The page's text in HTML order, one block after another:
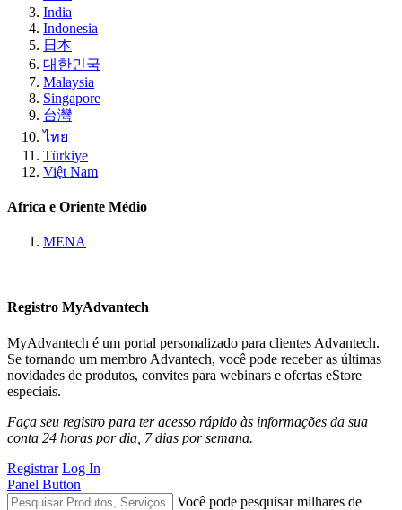
India
Indonesia
日本
대한민국
Malaysia
Singapore
台灣
ไทย
Türkiye
Việt Nam
Africa e Oriente Médio
MENA
Registro MyAdvantech
MyAdvantech é um portal personalizado para clientes Advantech.
Se tornando um membro Advantech, você pode receber as últimas
novidades de produtos, convites para webinars e ofertas eStore
especiais.
Faça seu registro para ter acesso rápido às informações da sua
conta 24 horas por dia, 7 dias por semana.
Registrar Log In
Panel Button
Você pode pesquisar milhares de